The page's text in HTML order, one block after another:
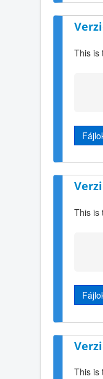
This is
This is
This is